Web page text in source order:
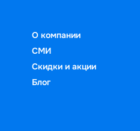
О компании
СМИ
Скидки и акции
Блог